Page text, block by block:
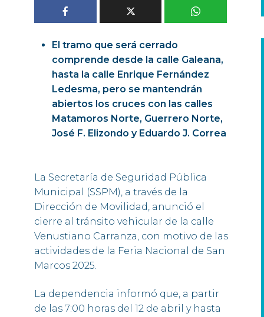
El tramo que será cerrado
comprende desde la calle Galeana,
hasta la calle Enrique Fernández
Ledesma, pero se mantendrán
abiertos los cruces con las calles
Matamoros Norte, Guerrero Norte,
José F. Elizondo y Eduardo J. Correa
La Secretaría de Seguridad Pública
Municipal (SSPM), a través de la
Dirección de Movilidad, anunció el
cierre al tránsito vehicular de la calle
Venustiano Carranza, con motivo de las
actividades de la Feria Nacional de San
Marcos 2025.
La dependencia informó que, a partir
de las 7:00 horas del 12 de abril y hasta